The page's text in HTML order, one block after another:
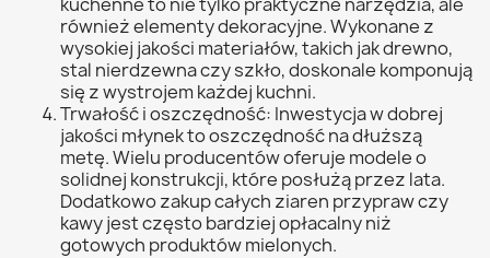
również elementy dekoracyjne. Wykonane z
wysokiej jakości materiałów, takich jak drewno,
stal nierdzewna czy szkło, doskonale komponują
się z wystrojem każdej kuchni.
Trwałość i oszczędność: Inwestycja w dobrej
jakości młynek to oszczędność na dłuższą
metę. Wielu producentów oferuje modele o
solidnej konstrukcji, które posłużą przez lata.
Dodatkowo zakup całych ziaren przypraw czy
kawy jest często bardziej opłacalny niż
gotowych produktów mielonych.